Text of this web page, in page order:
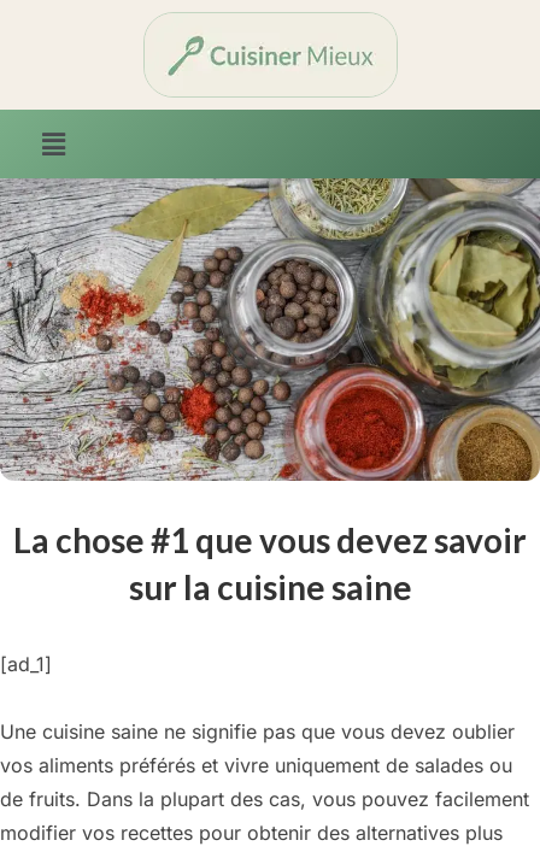
La chose #1 que vous devez savoir
sur la cuisine saine
[ad_1]
Une cuisine saine ne signifie pas que vous devez oublier
vos aliments préférés et vivre uniquement de salades ou
de fruits. Dans la plupart des cas, vous pouvez facilement
modifier vos recettes pour obtenir des alternatives plus